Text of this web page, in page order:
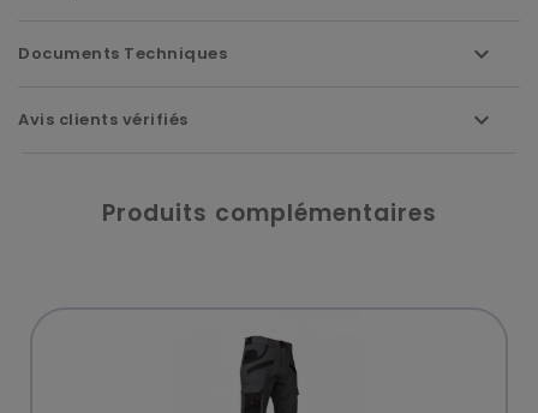
Documents Techniques
Avis clients vérifiés
Produits complémentaires